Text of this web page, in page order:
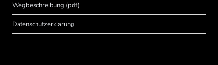
Wegbeschreibung (pdf)
Datenschutzerklärung